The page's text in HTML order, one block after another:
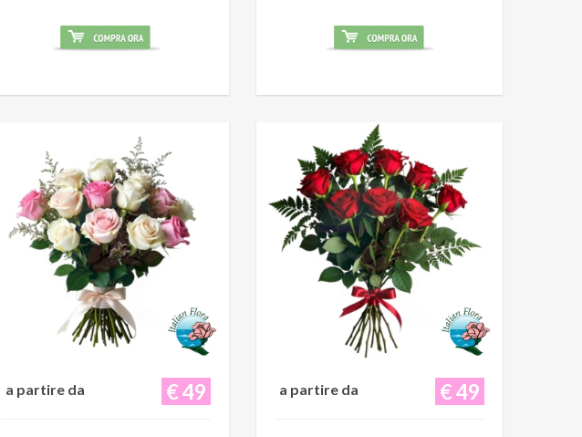
€ 49
a partire da € 49
a partire da